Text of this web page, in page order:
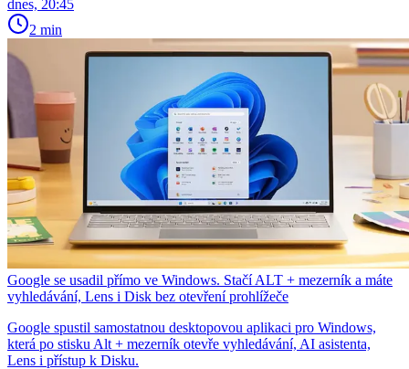
dnes, 20:45
2 min
Google se usadil přímo ve Windows. Stačí ALT + mezerník a máte
vyhledávání, Lens i Disk bez otevření prohlížeče
Google spustil samostatnou desktopovou aplikaci pro Windows,
která po stisku Alt + mezerník otevře vyhledávání, AI asistenta,
Lens i přístup k Disku.